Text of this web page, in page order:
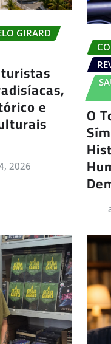
GIRARD
e
2026
O